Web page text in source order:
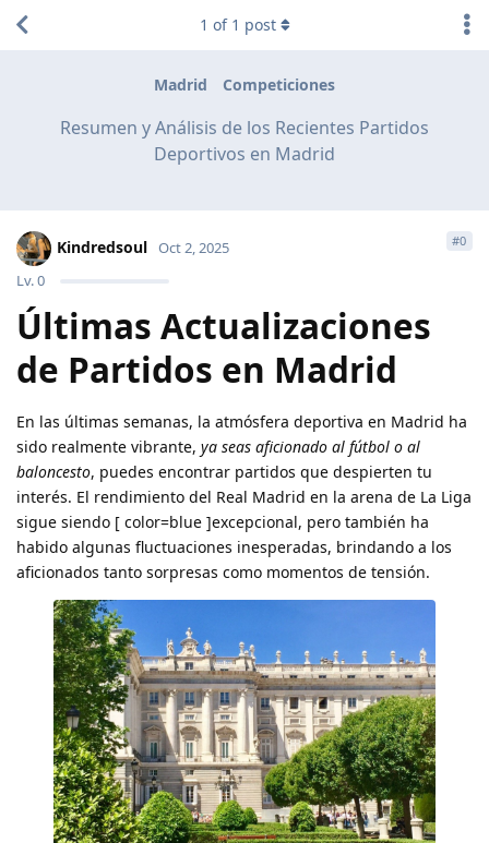
Madrid Competiciones
Resumen y Análisis de los Recientes Partidos
Deportivos en Madrid
1 of 1 post
Kindredsoul
Lv.0
Oct 2, 2025 #0
Últimas Actualizaciones
de Partidos en Madrid
En las últimas semanas, la atmósfera deportiva en Madrid ha
sido realmente vibrante, ya seas aficionado al fútbol o al
baloncesto, puedes encontrar partidos que despierten tu
interés. El rendimiento del Real Madrid en la arena de La Liga
sigue siendo [ color=blue ]excepcional, pero también ha
habido algunas fluctuaciones inesperadas, brindando a los
aficionados tanto sorpresas como momentos de tensión.